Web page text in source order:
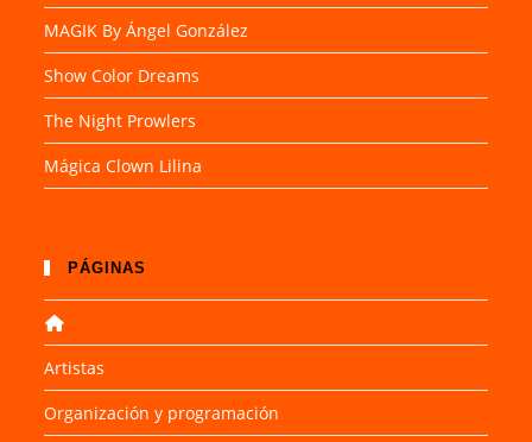
MAGIK By Ángel González
Show Color Dreams
The Night Prowlers
Mágica Clown Lilina
PÁGINAS
Artistas
Organización y programación